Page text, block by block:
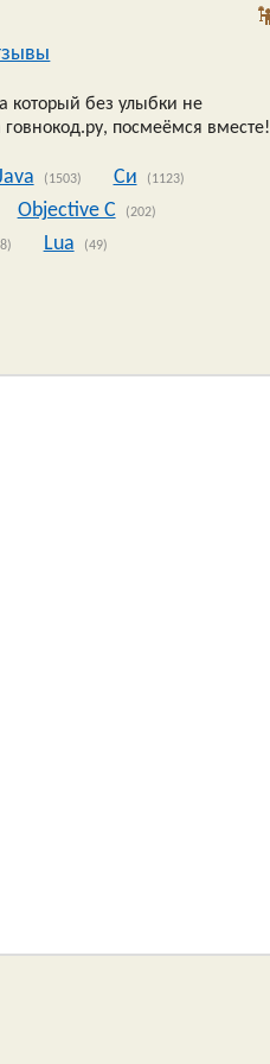
который без улыбки не
говнокод.ру, посмеёмся вместе!
(1503) Си (1123)
Objective C (202)
Lua (49)